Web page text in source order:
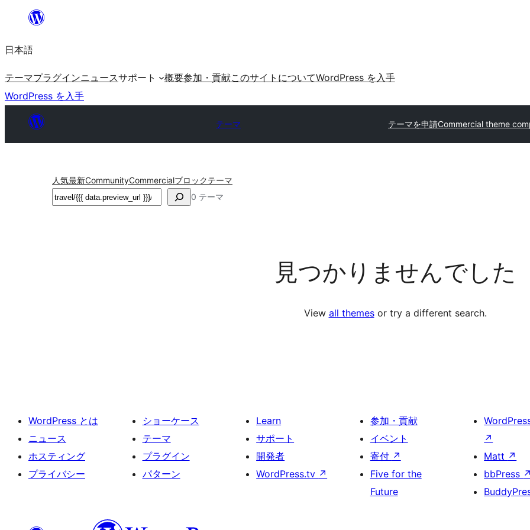
を
ッ
日本語
テーマプラグインニュースサポート 概要参加・貢献このサイトについてWordPress を入手
WordPress を入手
テーマ テーマを申請Commercial theme
人気最新CommunityCommercialブロックテーマ
検
0 テーマ
見つかりませんでした
View all themesor try a different search.
WordPress とは
ニュース
ホスティング
プライバシー
ショーケース
テーマ
プラグイン
パターン
Learn
サポート
開発者
WordPress.tv ↗
参加・貢献
イベント
寄付 ↗
Five for the
Future
↗
Matt ↗
bbPress ↗